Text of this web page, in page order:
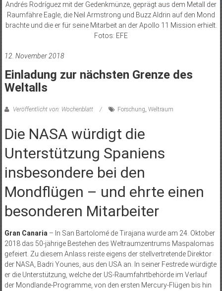
Andrés Rodríguez mit der Gedenkmünze, geprägt aus dem Metall der
Raumfähre Eagle, die Neil Armstrong und Buzz Aldrin auf den Mond
brachte und die er für seine Mitarbeit an der Apollo 11 Mission erhielt.
Fotos: EFE
12. November 2018
Einladung zur nächsten Grenze des
Weltalls
Veröffentlicht von: Wochenblatt Forschung, Weltraum
Die NASA würdigt die
Unterstützung Spaniens
insbesondere bei den
Mondflügen – und ehrte einen
besonderen Mitarbeiter
Gran Canaria– In San Bartolomé de Tirajana wurde am 24. Oktober
2018 das 50-jährige Bestehen des Weltraumzentrums Mas­palomas
gefeiert. Zu diesem Anlass reiste eigens der stellvertretende Direktor
der NASA, Badri Younes, aus den USA an. In seiner Festrede würdigte
er die Unterstützung, welche der US-Raumfahrtbehörde im Verlauf
der Mondlande-Program­me, von den ersten Mercury-Flügen bis hin